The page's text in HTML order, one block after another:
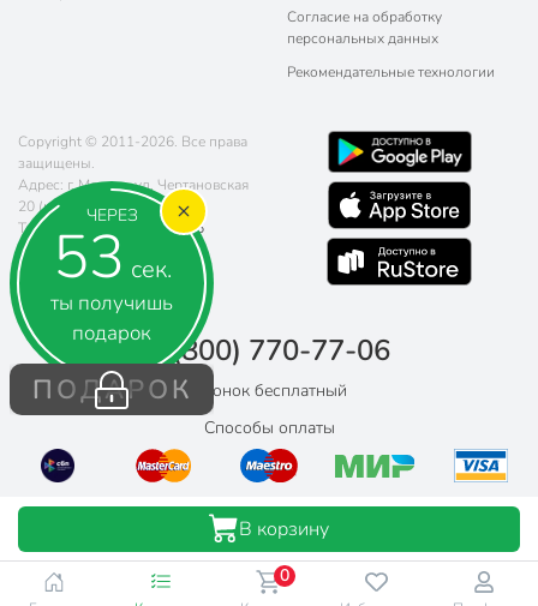
ЧЕРЕЗ
52 сек.
ты получишь
подарок
ПОДАРОК
Согласие на обработку
персональных данных
Рекомендательные технологии
Copyright © 2011-2026. Все права
защищены.
Адрес: г. Москва, ул. Чертановская
20 (метро Южная)
Телефон:
8 (800) 770-77-06
Почта:sales@poryadok.ru
8 (800) 770-77-06
Звонок бесплатный
Способы оплаты
0
В корзину